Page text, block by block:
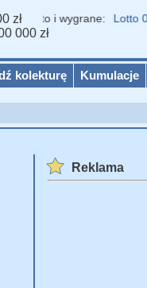
kolekturę Kumulacje
zł
000 zł
i wygrane: Lotto 06.08
Reklama